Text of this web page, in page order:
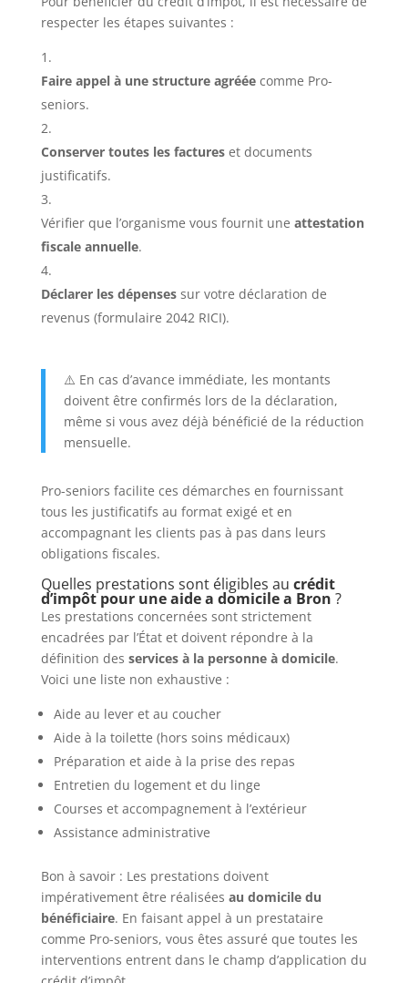
respecter les étapes suivantes :
Faire appel à une structure agrééecomme Pro-
seniors.
Conserver toutes les factureset documents
justificatifs.
Vérifier que l’organisme vous fournit une attestation
fiscale annuelle.
Déclarer les dépensessur votre déclaration de
revenus (formulaire 2042 RICI).
⚠️ En cas d’avance immédiate, les montants
doivent être confirmés lors de la déclaration,
même si vous avez déjà bénéficié de la réduction
mensuelle.
Pro-seniors facilite ces démarches en fournissant
tous les justificatifs au format exigé et en
accompagnant les clients pas à pas dans leurs
obligations fiscales.
Quelles prestations sont éligibles au crédit
d’impôt pour une aide a domicile a Bron ?
Les prestations concernées sont strictement
encadrées par l’État et doivent répondre à la
définition des services à la personne à domicile.
Voici une liste non exhaustive :
Aide au lever et au coucher
Aide à la toilette (hors soins médicaux)
Préparation et aide à la prise des repas
Entretien du logement et du linge
Courses et accompagnement à l’extérieur
Assistance administrative
Bon à savoir : Les prestations doivent
impérativement être réalisées au domicile du
bénéficiaire. En faisant appel à un prestataire
comme Pro-seniors, vous êtes assuré que toutes les
interventions entrent dans le champ d’application du